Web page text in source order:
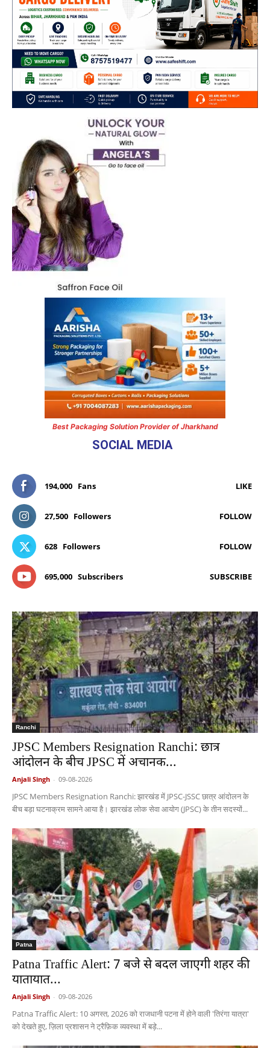
Best Packaging Solution Provider of Jharkhand
SOCIAL MEDIA
194,000 Fans LIKE
27,500 Followers FOLLOW
628 Followers FOLLOW
695,000 Subscribers SUBSCRIBE
Ranchi
JPSC Members Resignation Ranchi: छात्र
आंदोलन के बीच JPSC में अचानक...
Anjali Singh - 09-08-2026
JPSC Members Resignation Ranchi: झारखंड में JPSC-JSSC छात्र आंदोलन के
बीच बड़ा घटनाक्रम सामने आया है। झारखंड लोक सेवा आयोग (JPSC) के तीन सदस्यों...
Patna
Patna Traffic Alert: 7 बजे से बदल जाएगी शहर की
यातायात...
Anjali Singh - 09-08-2026
Patna Traffic Alert: 10 अगस्त, 2026 को राजधानी पटना में होने वाली 'तिरंगा यात्रा'
को देखते हुए, ज़िला प्रशासन ने ट्रैफ़िक व्यवस्था में बड़े...